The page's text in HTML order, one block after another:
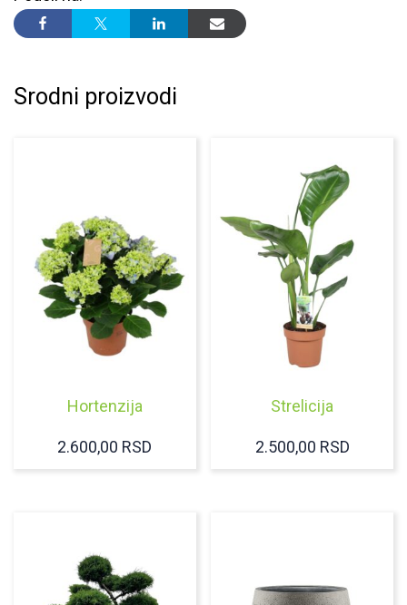
Srodni proizvodi
Hortenzija
2.600,00 RSD
Strelicija
2.500,00 RSD